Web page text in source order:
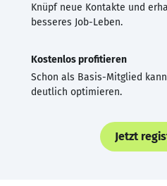
Knüpf neue Kontakte und
besseres Job-Leben.
Kostenlos profitieren
Schon als Basis-Mitglied
deutlich optimieren.
Jetzt